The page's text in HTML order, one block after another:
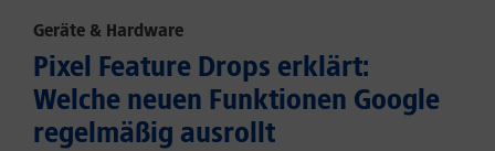
Geräte & Hardware
Pixel Feature Drops erklärt:
Welche neuen Funktionen Google
regelmäßig ausrollt